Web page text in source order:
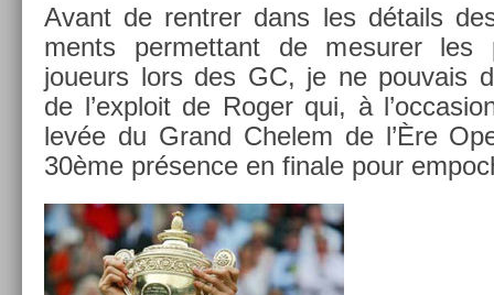
Avant de re­ntr­er dans les détails
ments per­met­tant de mesur­er les
joueurs lors des GC, je ne pouvais
de l’exploit de Roger qui, à
levée du Grand Chelem de l’Ère
30ème présence en fin­ale pour